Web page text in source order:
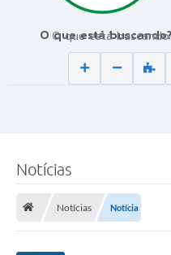
O que está
Notícias
Notícias Notícia